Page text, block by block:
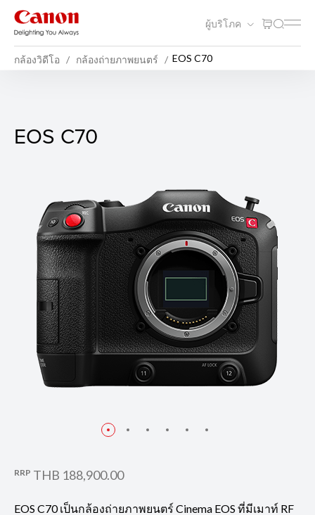
ผู้บริโภค
กล้องวิดีโอ กล้องถ่ายภาพยนตร์ EOS C70
EOS C70
EOS C70
RRP THB 188,900.00
EOS C70 เป็นกล้องถ่ายภาพยนตร์ Cinema EOS ที่มีเมาท์ RF